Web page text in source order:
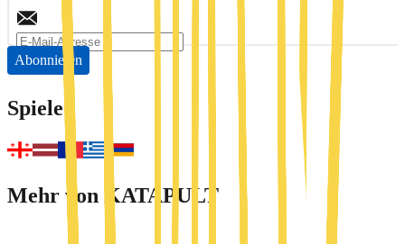
Abonnieren
Spiele
Mehr von KATAPULT